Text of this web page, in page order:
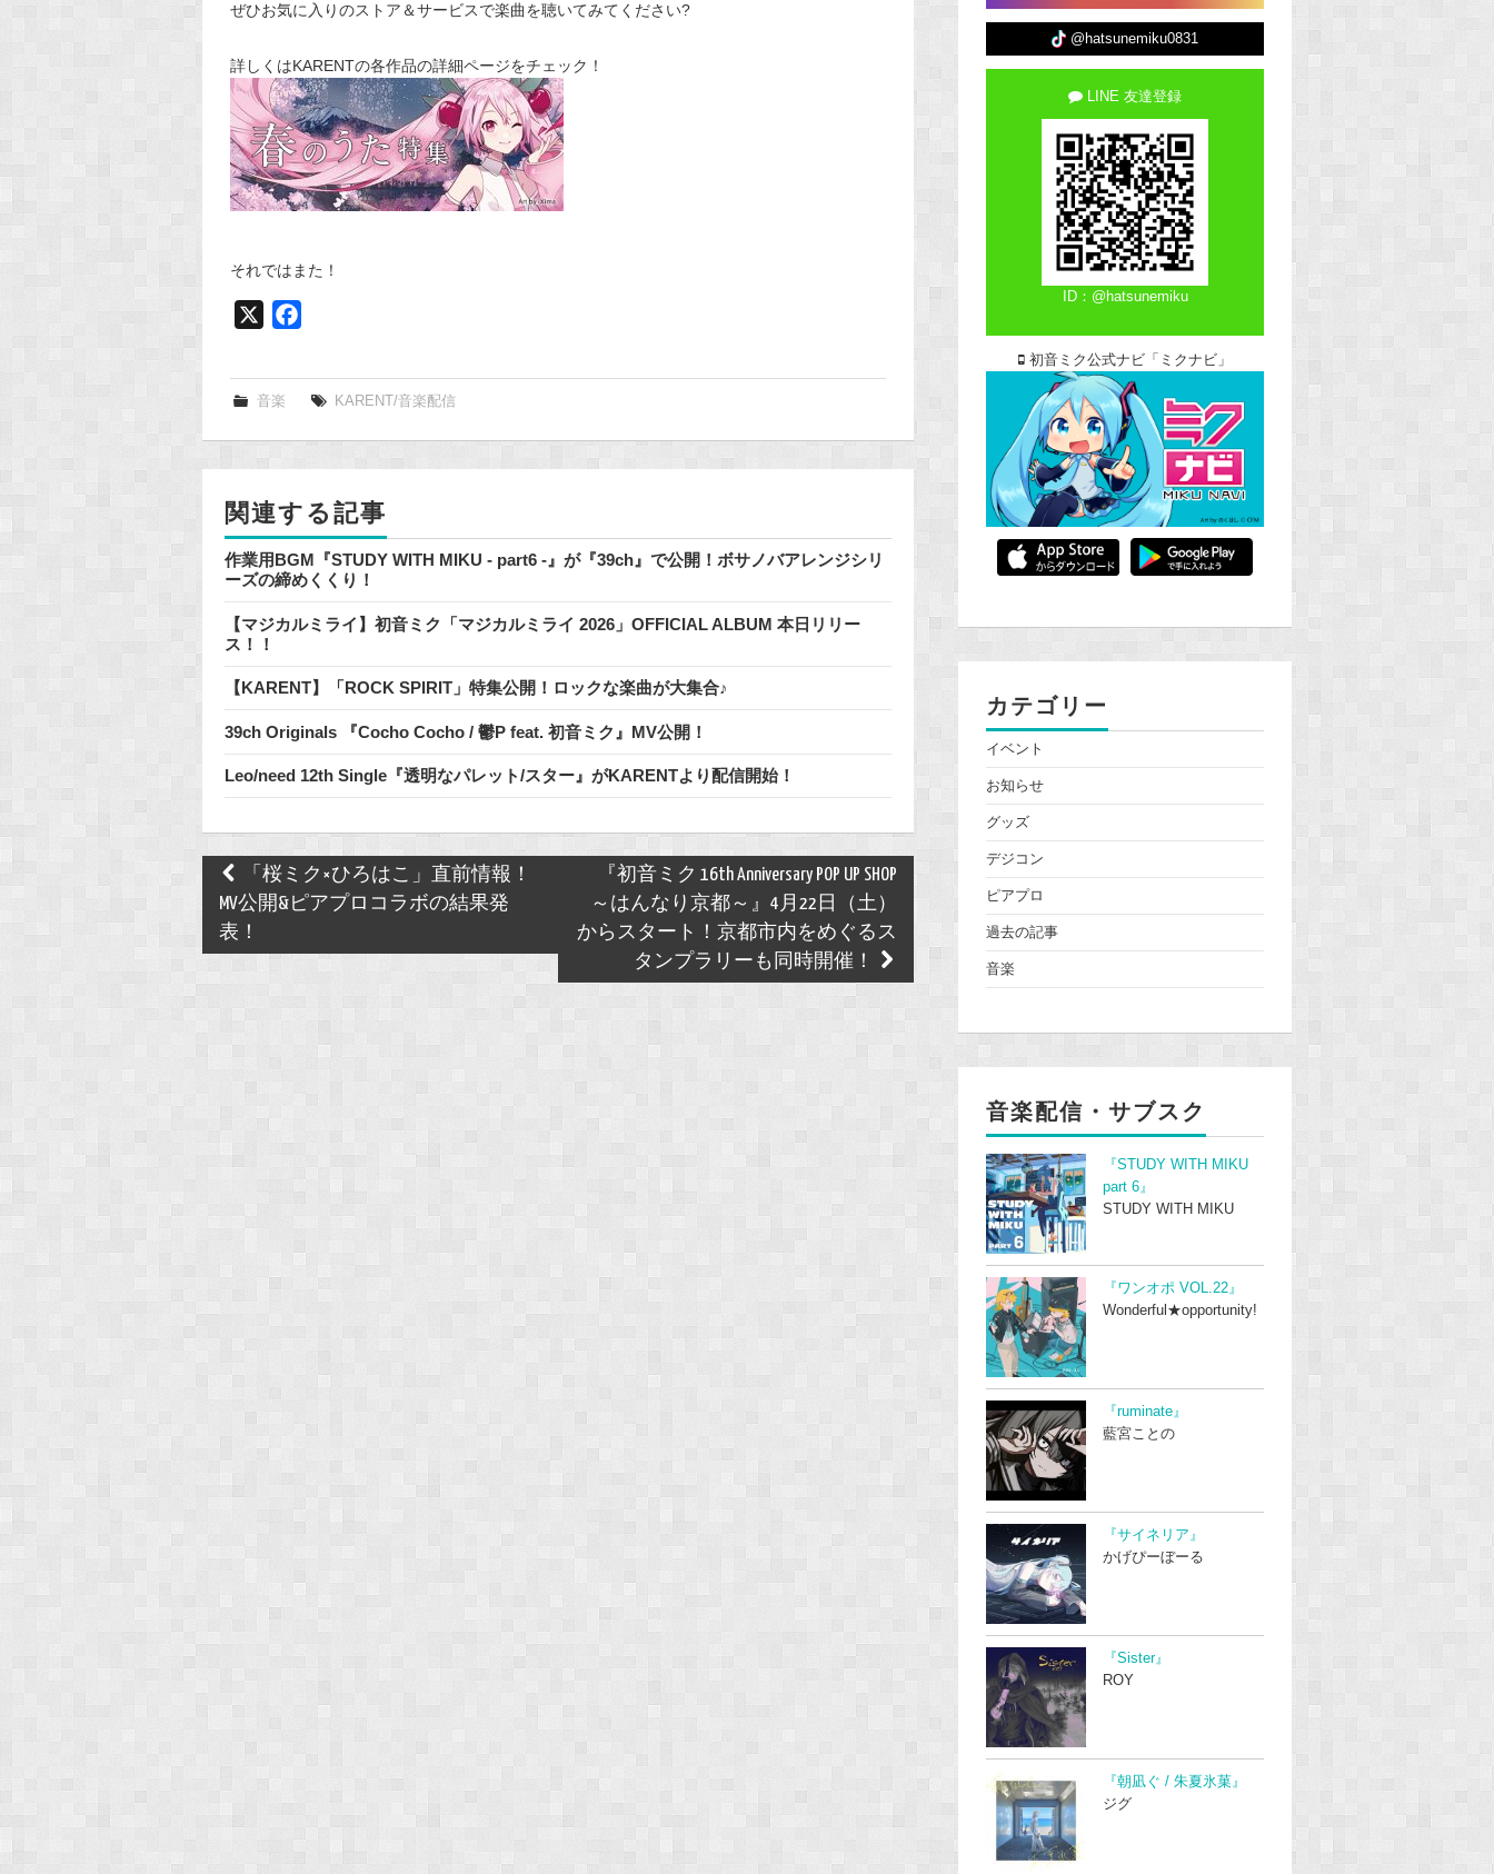
ぜひお気に入りのストア＆サービスで楽曲を聴いてみてください?
詳しくはKARENTの各作品の詳細ページをチェック！
それではまた！
k
音楽 KARENT/音楽配信
関連する記事
作業用BGM『STUDY WITH MIKU - part6 -』が『39ch』で公開！ボサノバアレンジシリ
ーズの締めくくり！
【マジカルミライ】初音ミク「マジカルミライ 2026」OFFICIAL ALBUM 本日リリー
ス！！
【KARENT】「ROCK SPIRIT」特集公開！ロックな楽曲が大集合♪
39ch Originals 『Cocho Cocho / 鬱P feat. 初音ミク』MV公開！
Leo/need 12th Single『透明なパレット/スター』がKARENTより配信開始！
Post
navigation
「桜ミク×ひろはこ」直前情報！
MV公開&ピアプロコラボの結果発
表！
『初音ミク 16th Anniversary POP UP SHOP
～はんなり京都～』4月22日（土）
からスタート！京都市内をめぐるス
タンプラリーも同時開催！
@hatsunemiku0831
LINE 友達登録
ID：@hatsunemiku
初音ミク公式ナビ「ミクナビ」
カテゴリー
イベント
お知らせ
グッズ
デジコン
ピアプロ
過去の記事
音楽
音楽配信・サブスク
『STUDY WITH MIKU
part 6』
STUDY WITH MIKU
『ワンオポ VOL.22』
Wonderful★opportunity!
『ruminate』
藍宮ことの
『サイネリア』
かげぴーぼーる
『Sister』
ROY
『朝凪ぐ / 朱夏氷菓』
ジグ